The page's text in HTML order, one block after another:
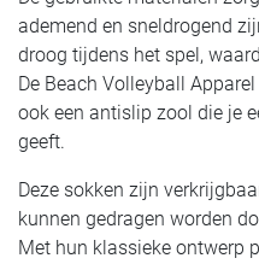
ademend en sneldrogend
droog tijdens het spel,
De Beach Volleyball
ook een antislip zool die je
geeft.
Deze sokken zijn
kunnen gedragen worden
Met hun klassieke ontwerp